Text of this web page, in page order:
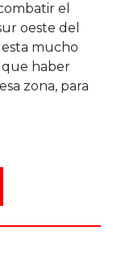
el
oeste del
mucho
que haber
zona, para